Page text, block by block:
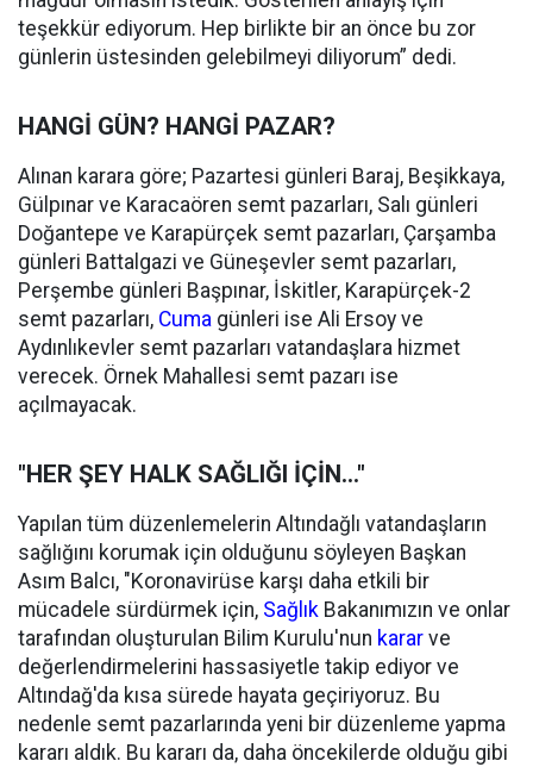
teşekkür ediyorum. Hep birlikte bir an önce bu zor
günlerin üstesinden gelebilmeyi diliyorum” dedi.
HANGİ GÜN? HANGİ PAZAR?
Alınan karara göre; Pazartesi günleri Baraj, Beşikkaya,
Gülpınar ve Karacaören semt pazarları, Salı günleri
Doğantepe ve Karapürçek semt pazarları, Çarşamba
günleri Battalgazi ve Güneşevler semt pazarları,
Perşembe günleri Başpınar, İskitler, Karapürçek-2
semt pazarları, Cuma günleri ise Ali Ersoy ve
Aydınlıkevler semt pazarları vatandaşlara hizmet
verecek. Örnek Mahallesi semt pazarı ise
açılmayacak.
"HER ŞEY HALK SAĞLIĞI İÇİN..."
Yapılan tüm düzenlemelerin Altındağlı vatandaşların
sağlığını korumak için olduğunu söyleyen Başkan
Asım Balcı, "Koronavirüse karşı daha etkili bir
mücadele sürdürmek için, Sağlık Bakanımızın ve onlar
tarafından oluşturulan Bilim Kurulu'nun karar ve
değerlendirmelerini hassasiyetle takip ediyor ve
Altındağ'da kısa sürede hayata geçiriyoruz. Bu
nedenle semt pazarlarında yeni bir düzenleme yapma
kararı aldık. Bu kararı da, daha öncekilerde olduğu gibi